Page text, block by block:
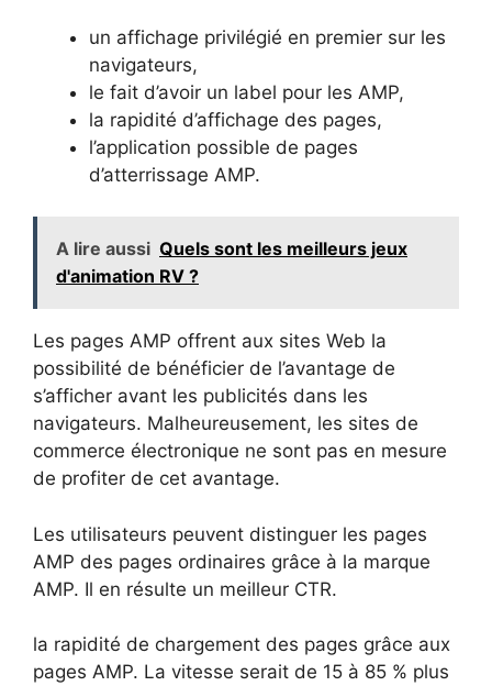
un affichage privilégié en premier sur les
navigateurs,
le fait d’avoir un label pour les AMP,
la rapidité d’affichage des pages,
l’application possible de pages
d’atterrissage AMP.
A lire aussi Quels sont les meilleurs jeux
d'animation RV ?
Les pages AMP offrent aux sites Web la
possibilité de bénéficier de l’avantage de
s’afficher avant les publicités dans les
navigateurs. Malheureusement, les sites de
commerce électronique ne sont pas en mesure
de profiter de cet avantage.
Les utilisateurs peuvent distinguer les pages
AMP des pages ordinaires grâce à la marque
AMP. Il en résulte un meilleur CTR.
la rapidité de chargement des pages grâce aux
pages AMP. La vitesse serait de 15 à 85 % plus